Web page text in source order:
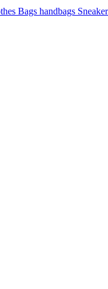
Bags handbags